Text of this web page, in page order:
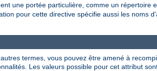
une portée particulière, comme un répertoire
pour cette directive spécifie aussi les noms
termes, vous pouvez être amené à
Les valeurs possible pour cet attribut